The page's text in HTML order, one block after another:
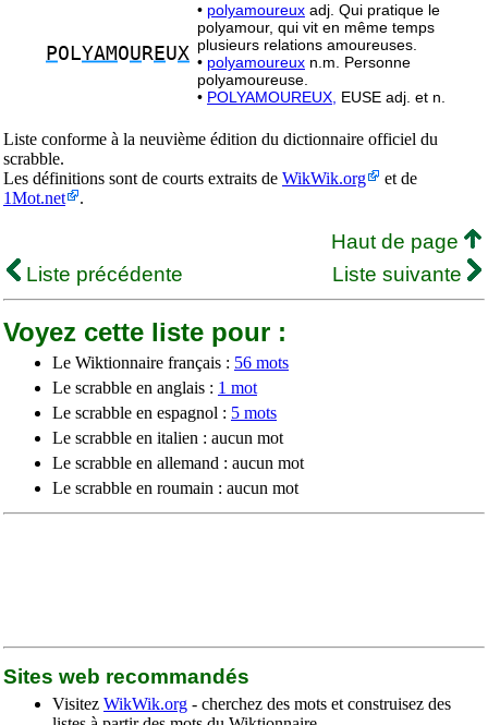
POLYAMOU REUX
• polyamoureux adj. Qui pratique le
polyamour, qui vit en même temps
plusieurs relations amoureuses.
• polyamoureux n.m. Personne
polyamoureuse.
• POLYAMOUREUX, EUSE adj. et n.
Liste conforme à la neuvième édition du dictionnaire officiel du
scrabble.
Les définitions sont de courts extraits de WikWik.org
et de
1Mot.net
.
Haut de page
Liste précédente
Liste suivante
Voyez cette liste pour :
Le Wiktionnaire français : 56 mots
Le scrabble en anglais : 1 mot
Le scrabble en espagnol : 5 mots
Le scrabble en italien : aucun mot
Le scrabble en allemand : aucun mot
Le scrabble en roumain : aucun mot
Sites web recommandés
Visitez WikWik.org - cherchez des mots et construisez des